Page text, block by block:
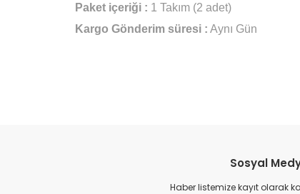
Paket içeriği : 1 Takım (2 adet)
Kargo Gönderim süresi : Aynı Gün
Sosyal
Haber listemize kayıt olarak